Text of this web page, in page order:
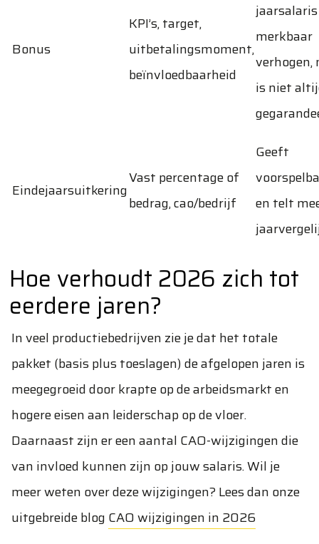
Bonus
KPI’s, target,
uitbetalingsmoment,
beïnvloedbaarheid
jaarsalaris
merkbaar
verhogen,
is niet
Eindejaarsuitkering
Vast percentage of
bedrag, cao/bedrijf
Geeft
en telt
Hoe verhoudt 2026 zich tot
eerdere jaren?
In veel productiebedrijven zie je dat het totale
pakket (basis plus toeslagen) de afgelopen jaren is
meegegroeid door krapte op de arbeidsmarkt en
hogere eisen aan leiderschap op de vloer.
Daarnaast zijn er een aantal CAO-wijzigingen die
van invloed kunnen zijn op jouw salaris. Wil je
meer weten over deze wijzigingen? Lees dan onze
uitgebreide blog CAO wijzigingen in 2026